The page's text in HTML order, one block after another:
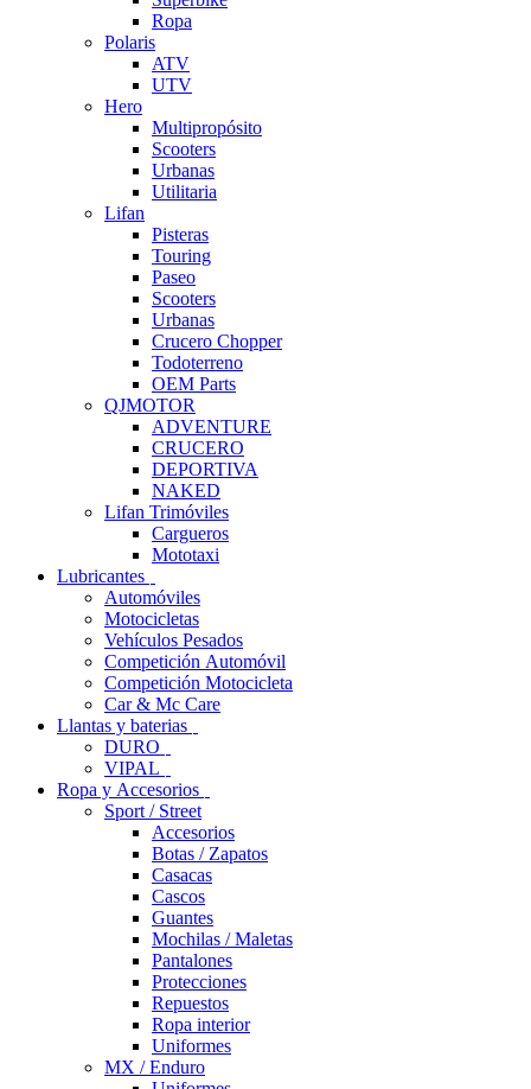
Ropa
Polaris
ATV
UTV
Hero
Multipropósito
Scooters
Urbanas
Utilitaria
Lifan
Pisteras
Touring
Paseo
Scooters
Urbanas
Crucero Chopper
Todoterreno
OEM Parts
QJMOTOR
ADVENTURE
CRUCERO
DEPORTIVA
NAKED
Lifan Trimóviles
Cargueros
Mototaxi
Lubricantes
Automóviles
Motocicletas
Vehículos Pesados
Competición Automóvil
Competición Motocicleta
Car & Mc Care
Llantas y baterias
DURO
VIPAL
Ropa y Accesorios
Sport / Street
Accesorios
Botas / Zapatos
Casacas
Cascos
Guantes
Mochilas / Maletas
Pantalones
Protecciones
Repuestos
Ropa interior
Uniformes
MX / Enduro